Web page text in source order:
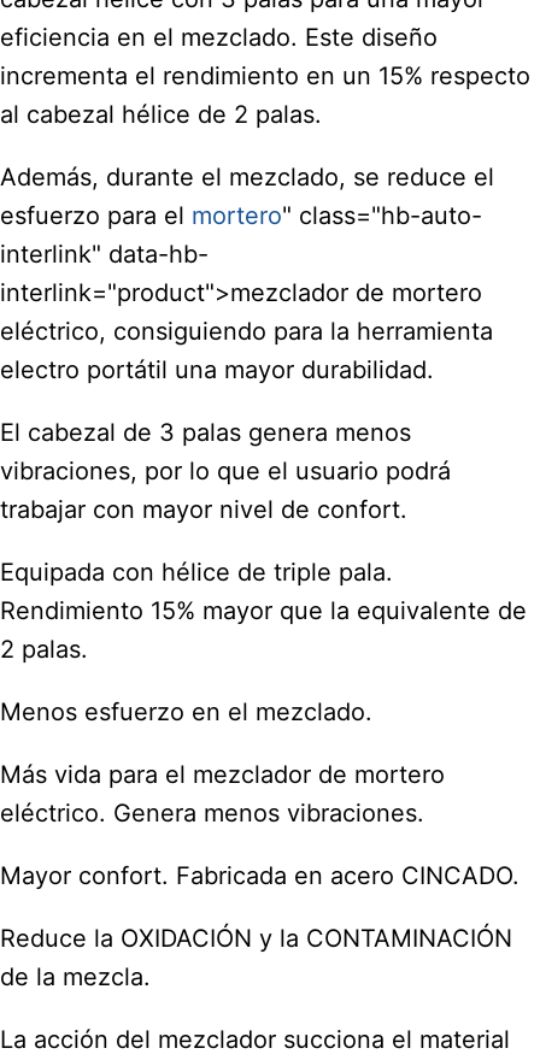
eficiencia en el mezclado. Este diseño
incrementa el rendimiento en un 15% respecto
al cabezal hélice de 2 palas.
Además, durante el mezclado, se reduce el
esfuerzo para el mortero" class="hb-auto-
interlink" data-hb-
interlink="product">mezclador de mortero
eléctrico, consiguiendo para la herramienta
electro portátil una mayor durabilidad.
El cabezal de 3 palas genera menos
vibraciones, por lo que el usuario podrá
trabajar con mayor nivel de confort.
Equipada con hélice de triple pala.
Rendimiento 15% mayor que la equivalente de
2 palas.
Menos esfuerzo en el mezclado.
Más vida para el mezclador de mortero
eléctrico. Genera menos vibraciones.
Mayor confort. Fabricada en acero CINCADO.
Reduce la OXIDACIÓN y la CONTAMINACIÓN
de la mezcla.
La acción del mezclador succiona el material